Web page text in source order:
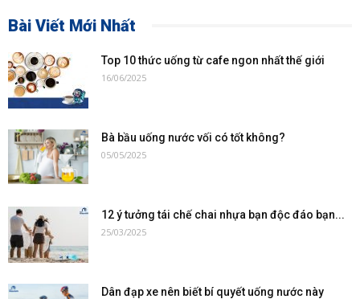
Bài Viết Mới Nhất
Top 10 thức uống từ cafe ngon nhất thế giới
16/06/2025
Bà bầu uống nước vối có tốt không?
05/05/2025
12 ý tưởng tái chế chai nhựa bạn độc đáo bạn...
25/03/2025
Dân đạp xe nên biết bí quyết uống nước này